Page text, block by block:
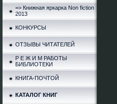
=> Книжная яркарка Non fiction
2013
КОНКУРСЫ
ОТЗЫВЫ ЧИТАТЕЛЕЙ
Р Е Ж И М РАБОТЫ
БИБЛИОТЕКИ
КНИГА-ПОЧТОЙ
КАТАЛОГ КНИГ